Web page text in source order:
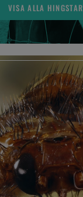
VISA ALLA HINGSTAR